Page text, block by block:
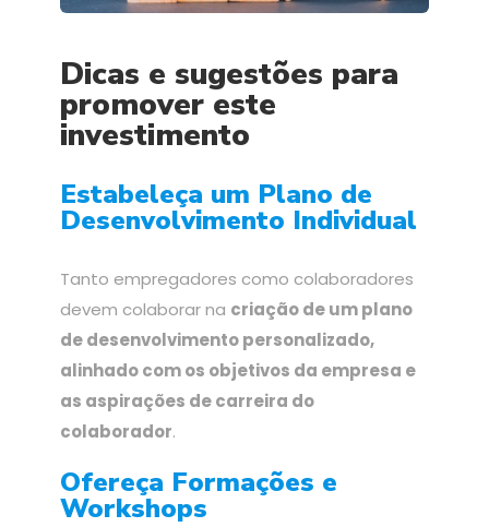
Dicas e sugestões para
promover este
investimento
Estabeleça um Plano de
Desenvolvimento Individual
Tanto empregadores como colaboradores
devem colaborar na criação de um plano
de desenvolvimento personalizado,
alinhado com os objetivos da empresa e
as aspirações de carreira do
colaborador.
Ofereça Formações e
Workshops